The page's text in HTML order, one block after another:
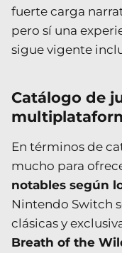
fuerte carga
pero sí una
sigue vigente
Catálogo de
En términos de
mucho para
notables según
Nintendo Switch
clásicas y
Breath of the